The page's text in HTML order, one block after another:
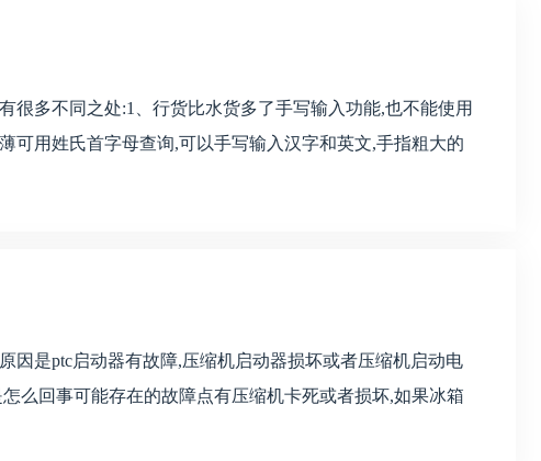
很多不同之处:1、行货比水货多了手写输入功能,也不能使用
可用姓氏首字母查询,可以手写输入汉字和英文,手指粗大的
因是ptc启动器有故障,压缩机启动器损坏或者压缩机启动电
么回事可能存在的故障点有压缩机卡死或者损坏,如果冰箱